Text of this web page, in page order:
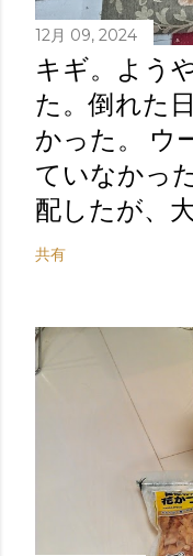
12月 09, 2024
キギ。よう
た。倒れた
かった。 ウ
ていなかっ
配したが、
共有